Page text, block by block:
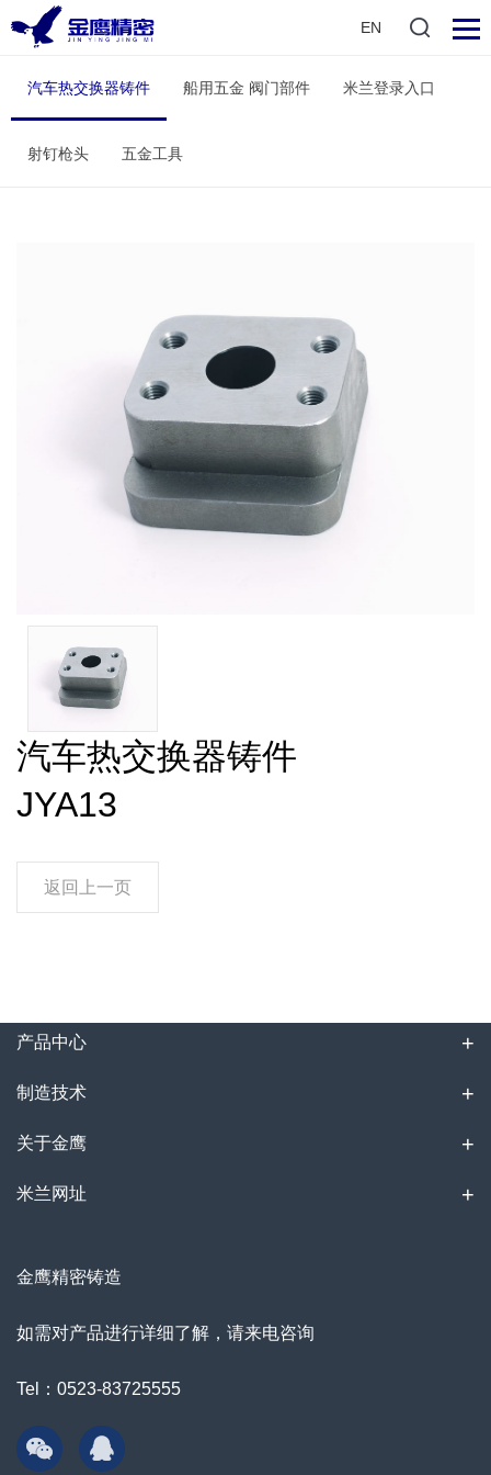
EN
汽车热交换器铸件 船用五金 阀门部件 米兰登录入口
射钉枪头 五金工具
汽车热交换器铸件
JYA13
返回上一页
产品中心
制造技术
关于金鹰
米兰网址
金鹰精密铸造
如需对产品进行详细了解，请来电咨询
Tel：0523-83725555